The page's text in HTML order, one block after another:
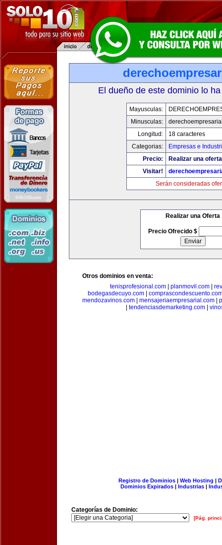
El dueño de este dominio lo
Mayusculas:
Minusculas:
Longitud:
18 caracteres
Categorias:
Empresas e
Precio:
Realizar una
Visitar!
Serán consideradas
Realizar una Oferta
Precio Ofrecido $
Otros dominios en venta:
tenisprofesional.com
planmovil.com
bodegasdecuyo.com
mendozavinos.com
mensajeriaempresarial.com
tendenciasdemarketing.com
Registro de Dominios| Web Hosting |
Dominios Expirados | Industrias |
Categorías de Dominio:
[Pág.